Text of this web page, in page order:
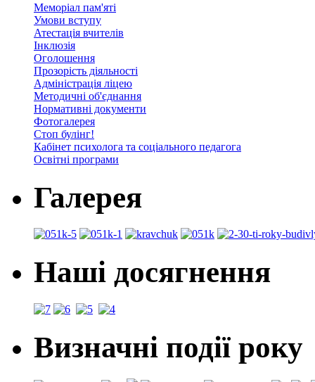
Меморіал пам'яті
Умови вступу
Атестація вчителів
Інклюзія
Оголошення
Прозорість діяльності
Адміністрація ліцею
Методичні об'єднання
Нормативні документи
Фотогалерея
Стоп булінг!
Кабінет психолога та соціального педагога
Освітні програми
Галерея
Наші досягнення
Визначні події року